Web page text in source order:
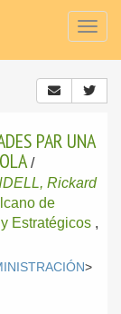
PAR UNA
/
Rickard
de
Estratégicos ,
>